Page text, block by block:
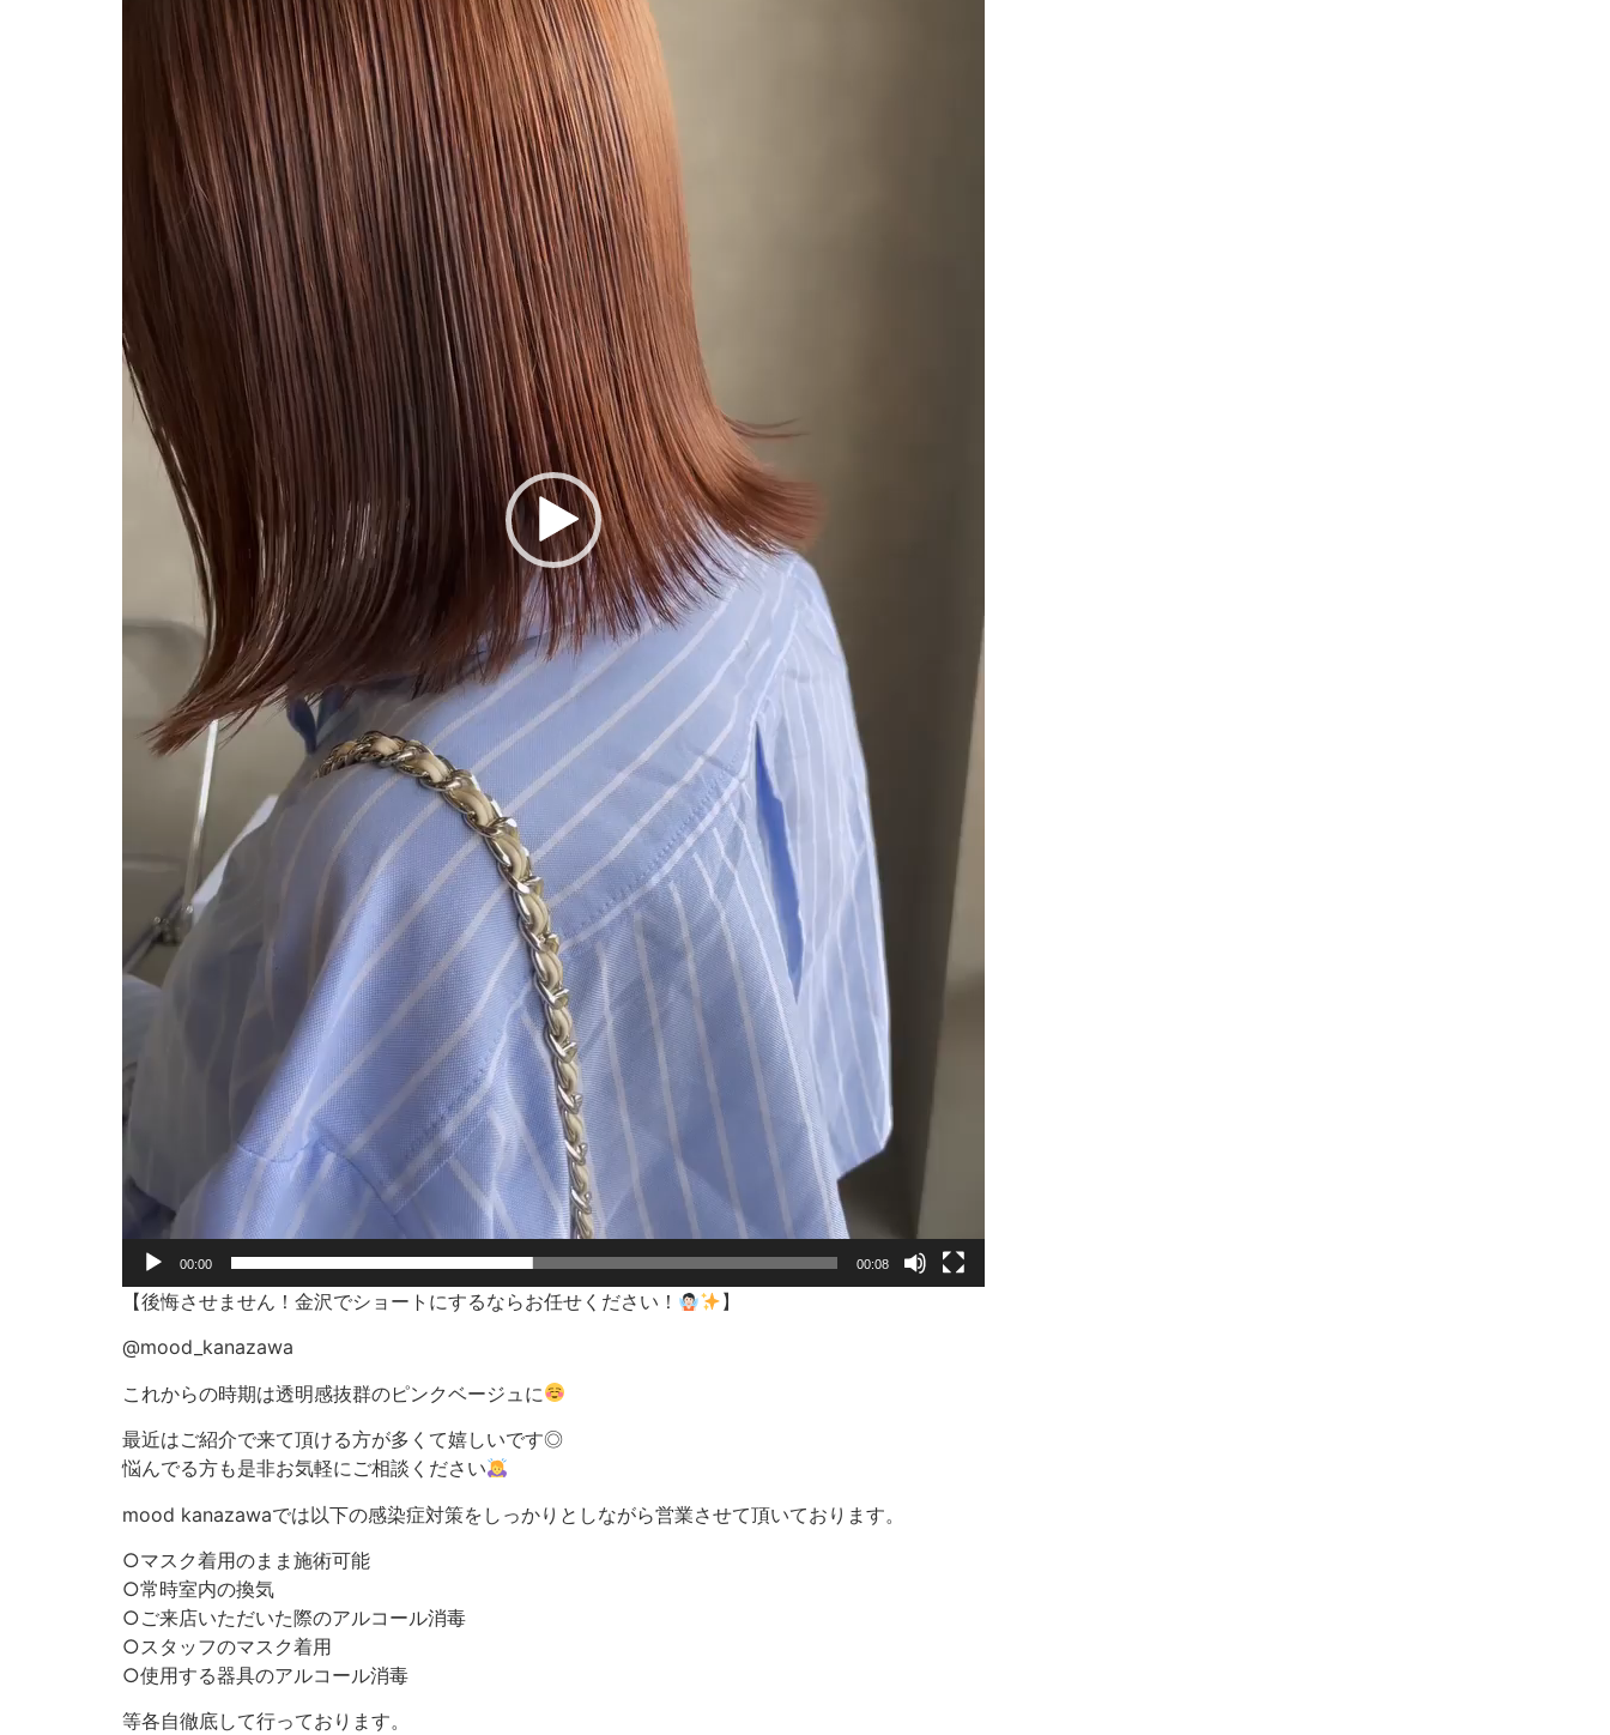
00:00 00:08
【後悔させません！金沢でショートにするならお任せください！
】
@mood_kanazawa
これからの時期は透明感抜群のピンクベージュに
最近はご紹介で来て頂ける方が多くて嬉しいです◎
悩んでる方も是非お気軽にご相談ください
mood kanazawaでは以下の感染症対策をしっかりとしながら営業させて頂いております。
○マスク着用のまま施術可能
○常時室内の換気
○ご来店いただいた際のアルコール消毒
○スタッフのマスク着用
○使用する器具のアルコール消毒
等各自徹底して行っております。